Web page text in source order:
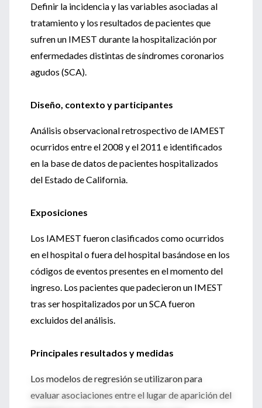
Definir la incidencia y las variables asociadas al
tratamiento y los resultados de pacientes que
sufren un IMEST durante la hospitalización por
enfermedades distintas de síndromes coronarios
agudos (SCA).
Diseño, contexto y participantes
Análisis observacional retrospectivo de IAMEST
ocurridos entre el 2008 y el 2011 e identificados
en la base de datos de pacientes hospitalizados
del Estado de California.
Exposiciones
Los IAMEST fueron clasificados como ocurridos
en el hospital o fuera del hospital basándose en los
códigos de eventos presentes en el momento del
ingreso. Los pacientes que padecieron un IMEST
tras ser hospitalizados por un SCA fueron
excluidos del análisis.
Principales resultados y medidas
Los modelos de regresión se utilizaron para
evaluar asociaciones entre el lugar de aparición del